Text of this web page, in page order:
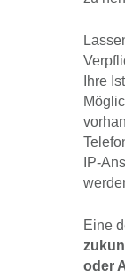
Ihre
IP-
Eine
oder